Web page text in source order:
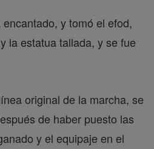
y tomó el efod,
la estatua tallada, y se fue
original de la marcha, se
de haber puesto las
y el equipaje en el